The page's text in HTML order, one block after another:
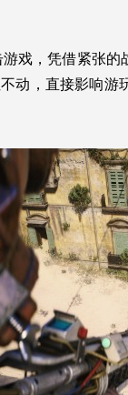
戏，凭借紧张
动，直接影响游